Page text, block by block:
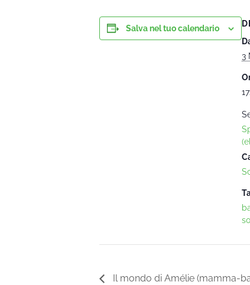
Salva nel tuo calendario
3
Il mondo di Amélie (mamma-